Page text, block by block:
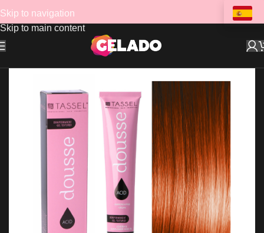
Skip to navigation
Skip to main content